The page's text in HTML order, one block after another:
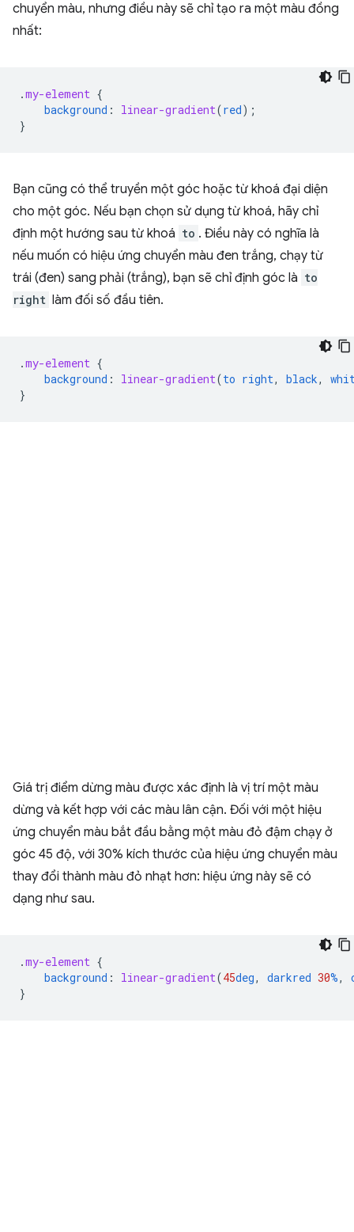
chuyển màu, nhưng điều này sẽ chỉ tạo ra một màu đồng
nhất:
.my-element {
background : linear-gradient(red);
}
Bạn cũng có thể truyền một góc hoặc từ khoá đại diện
cho một góc. Nếu bạn chọn sử dụng từ khoá, hãy chỉ
định một hướng sau từ khoá to . Điều này có nghĩa là
nếu muốn có hiệu ứng chuyển màu đen trắng, chạy từ
trái (đen) sang phải (trắng), bạn sẽ chỉ định góc là to
right làm đối số đầu tiên.
.my-element {
background : linear-gradient(to right, black,
}
Giá trị điểm dừng màu được xác định là vị trí một màu
dừng và kết hợp với các màu lân cận. Đối với một hiệu
ứng chuyển màu bắt đầu bằng một màu đỏ đậm chạy ở
góc 45 độ, với 30% kích thước của hiệu ứng chuyển màu
thay đổi thành màu đỏ nhạt hơn: hiệu ứng này sẽ có
dạng như sau.
.my-element {
background : linear-gradient(45deg, darkred 30%,
}